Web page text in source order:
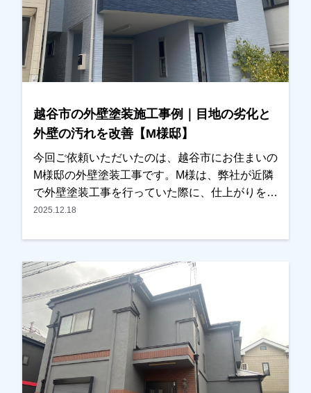
は、塗装ではなく耐久性を考慮し、**屋根カバー
工法（重ね葺き工事）**をご提案させていただ
き、外壁は塗装工事にて施工させていただきまし
た。屋根は劣化が進むと雨漏りの原因になること
もあるため、早めに対処できてよかったとご主人
めについてはかなり悩まれておりましたが、カラ
ーシミュレーションを使いながら何度か打ち合わ
せをさせていただき、最終的には落ち着いた雰囲
気の外観に仕上がりました。仕上がりにも大変ご
満足いただくことができ、私たちもとても嬉しく
思っております。この度は大切なお住まいの外壁
にありがとうございました。
越谷市の外壁塗装施工事例｜目地の劣化と
外壁の汚れを改善【M様邸】
今回ご依頼いただいたのは、越谷市にお住まいの
M様邸の外壁塗装工事です。M様は、弊社が近隣
で外壁塗装工事を行っていた際に、仕上がりをご
覧になっていたそうで「とても綺麗に仕上がって
地（コーキング）の劣化が気になっており、そろ
そろ外壁塗装を検討しなければと考えていたとの
ことでした。そこでまず現地調査を行い、外壁の
状態や目地の傷みなどを確認させていただき、外
壁塗装工事のお見積りをご提出いたしました。施
工内容や金額についてもご納得いただきました
が、特に「近所で施工していたお宅のように綺麗
にしてほしい」というご希望が強く、今回も同じ
2025.12.18